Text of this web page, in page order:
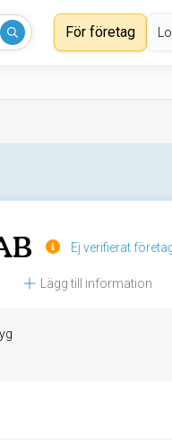
För företag
Ej verifierat
Lägg till information